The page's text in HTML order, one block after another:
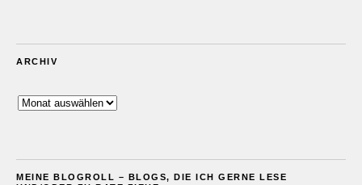
ARCHIV
Archiv
MEINE BLOGROLL – BLOGS, DIE ICH GERNE LESE